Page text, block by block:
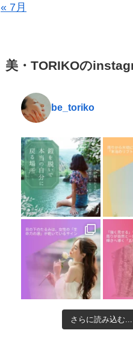
« 7月
美・TORIKOの
be_toriko
さらに読み込む...